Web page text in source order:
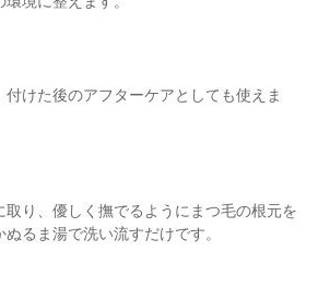
けた後のアフターケアとしても使えま
り、優しく撫でるようにまつ毛の根元を
るま湯で洗い流すだけです。